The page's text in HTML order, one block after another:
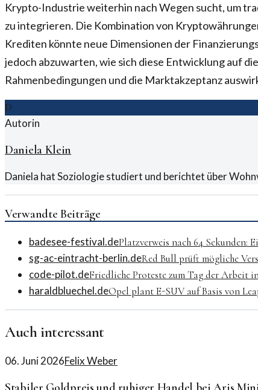
Krypto-Industrie weiterhin nach Wegen sucht, um
zu integrieren. Die Kombination von
Krediten könnte neue Dimensionen der
jedoch abzuwarten, wie sich diese Entwicklung auf
Rahmenbedingungen und die Marktakzeptanz
D
Autorin
Daniela Klein
Daniela hat Soziologie studiert und berichtet über
Verwandte Beiträge
badesee-festival.dePlatzverweis nach 64 Sekunden:
sg-ac-eintracht-berlin.deRed Bull prüft mögliche
code-pilot.deFriedliche Proteste zum Tag der Arbeit
haraldbluechel.deOpel plant E-SUV auf Basis von
Auch interessant
06. Juni 2026Felix Weber